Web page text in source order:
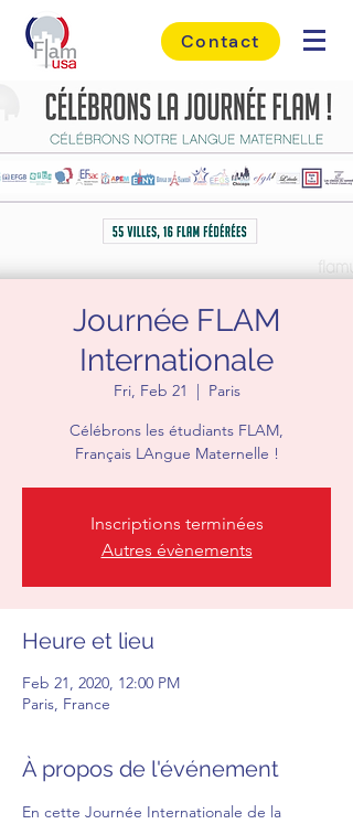
Contact
Journée FLAM
Internationale
Fri, Feb 21
  |
Paris
Célébrons les étudiants FLAM,
Français LAngue Maternelle !
Inscriptions terminées
Autres évènements
Heure et lieu
Feb 21, 2020, 12:00 PM
Paris, France
À propos de l'événement
En cette Journée Internationale de la